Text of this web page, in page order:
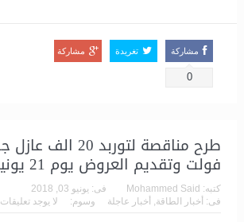
مشاركة
0
تغريدة مشاركة
فولت وتقديم العروض يوم 21 يونيو الجارى
كتبه: Mohammed Said فى: يونيو 03, 2018
فى: أخبار الطاقة, أخبار عاجلة وسوم: لا يوجد تعليقات